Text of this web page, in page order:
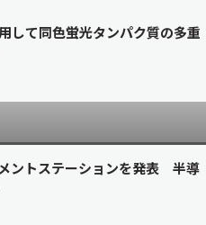
して同色蛍光タンパク質の多重
ントステーションを発表 半導